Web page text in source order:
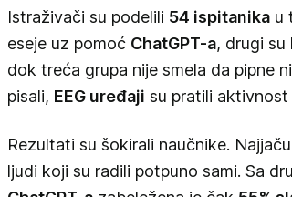
Istraživači su podelili 54 ispitanika u
eseje uz pomoć ChatGPT-a, drugi su
dok treća grupa nije smela da pipne
pisali, EEG uređaji su pratili
Rezultati su šokirali naučnike.
ljudi koji su radili potpuno sami. Sa